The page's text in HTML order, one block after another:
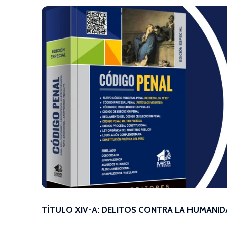
TÍTULO XIV-A: DELITOS CONTRA LA